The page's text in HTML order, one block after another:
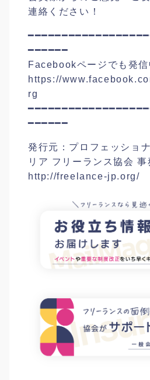
連絡ください！
━━━━━━
Facebookページでも発信
https://
rg
━━━━━━
発行元：プロフェッショ
リア フリーランス協会 事
http://freelance-jp.org/